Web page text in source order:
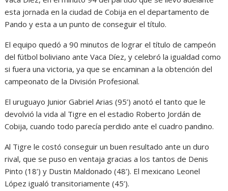
esta jornada en la ciudad de Cobija en el departamento de
Pando y esta a un punto de conseguir el título.
El equipo quedó a 90 minutos de lograr el título de campeón
del fútbol boliviano ante Vaca Díez, y celebró la igualdad como
si fuera una victoria, ya que se encaminan a la obtención del
campeonato de la División Profesional.
El uruguayo Junior Gabriel Arias (95’) anotó el tanto que le
devolvió la vida al Tigre en el estadio Roberto Jordán de
Cobija, cuando todo parecía perdido ante el cuadro pandino.
Al Tigre le costó conseguir un buen resultado ante un duro
rival, que se puso en ventaja gracias a los tantos de Denis
Pinto (18’) y Dustin Maldonado (48’). El mexicano Leonel
López igualó transitoriamente (45’).